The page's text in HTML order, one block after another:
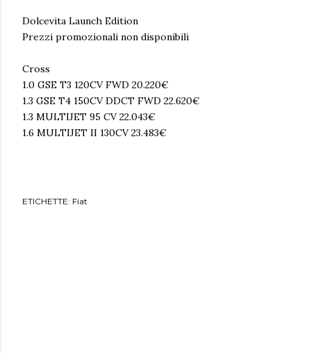
Dolcevita Launch Edition
Prezzi promozionali non disponibili
Cross
1.0 GSE T3 120CV FWD 20.220€
1.3 GSE T4 150CV DDCT FWD 22.620€
1.3 MULTIJET 95 CV 22.043€
1.6 MULTIJET II 130CV 23.483€
ETICHETTE: Fiat